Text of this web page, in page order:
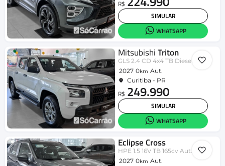
R$
SIMULAR
WHATSAPP
MitsubishiTriton
GLS 2.4 CD 4x4 TB Diesel Aut.
2027 0km Aut.
Curitiba - PR
R$ 249.990
SIMULAR
WHATSAPP
Eclipse Cross
HPE 1.5 16V TB 165cv Aut.
2027 0km Aut.